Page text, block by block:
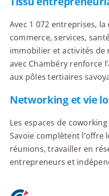
Avec 1 072 entreprises,
commerce, services,
immobilier et activités de
avec Chambéry renforce
aux pôles tertiaires
Networking et vie
Les espaces de
Savoie complètent
réunions, travailler en
entrepreneurs et